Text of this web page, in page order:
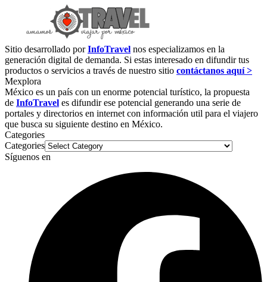
Sitio desarrollado porInfoTravel nos especializamos en la
generación digital de demanda. Si estas interesado en difundir tus
productos o servicios a través de nuestro sitio contáctanos aquí >
Mexplora
México es un país con un enorme potencial turístico, la propuesta
de InfoTravel es difundir ese potencial generando una serie de
portales y directorios en internet con información util para el viajero
que busca su siguiente destino en México.
Categories
Categories
Síguenos en